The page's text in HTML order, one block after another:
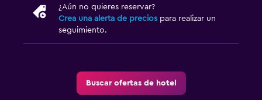
¿Aún no quieres reservar?
Crea una alerta de precios para realizar un
seguimiento.
Buscar ofertas de hotel